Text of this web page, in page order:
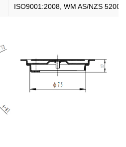
ISO9001:2008, WM AS/NZS